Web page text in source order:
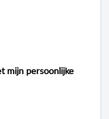
mijn persoonlijke